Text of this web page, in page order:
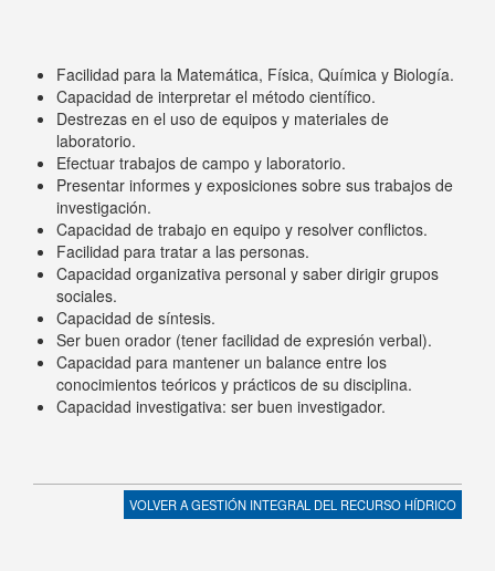
Facilidad para la Matemática, Física, Química y Biología.
Capacidad de interpretar el método científico.
Destrezas en el uso de equipos y materiales de
laboratorio.
Efectuar trabajos de campo y laboratorio.
Presentar informes y exposiciones sobre sus trabajos de
investigación.
Capacidad de trabajo en equipo y resolver conflictos.
Facilidad para tratar a las personas.
Capacidad organizativa personal y saber dirigir grupos
sociales.
Capacidad de síntesis.
Ser buen orador (tener facilidad de expresión verbal).
Capacidad para mantener un balance entre los
conocimientos teóricos y prácticos de su disciplina.
Capacidad investigativa: ser buen investigador.
VOLVER AGESTIÓN INTEGRAL DEL RECURSO HÍDRICO